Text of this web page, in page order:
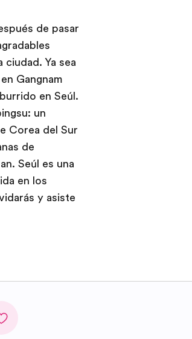
de pasar
Ya sea
Gangnam
en Seúl.
un
Corea del Sur
de
Seúl es una
en los
y asiste